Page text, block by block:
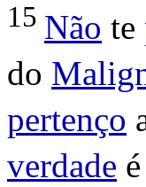
15 Não te
do
pertenço
verdade